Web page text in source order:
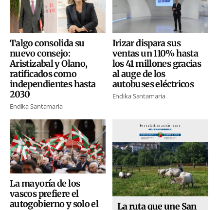
Talgo consolida su
nuevo consejo:
Aristizabal y Olano,
ratificados como
independientes hasta
2030
Endika Santamaria
Irizar dispara sus
ventas un 110% hasta
los 41 millones gracias
al auge de los
autobuses eléctricos
Endika Santamaria
La mayoría de los
vascos prefiere el
autogobierno y solo el
En colaboración con:
La ruta que une San